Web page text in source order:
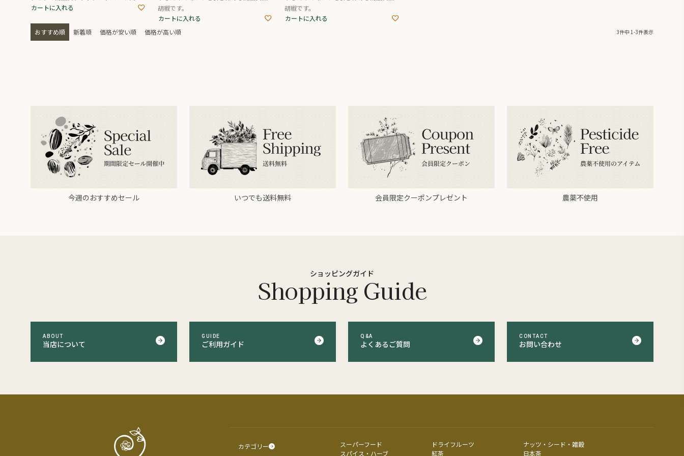
カートに入れる
胡椒です。
カートに入れる
胡椒です。
カートに入れる
おすすめ順
新着順 価格が安い順 価格が高い順 3件中 1-3件表示
今週のおすすめセール いつでも送料無料 会員限定クーポンプレゼント 農薬不使用
ショッピングガイド
Shopping Guide
ABOUT
当店について
GUIDE
ご利用ガイド
Q&A
よくあるご質問
CONTACT
お問い合わせ
カテゴリー スーパーフード ドライフルーツ
ナッツ・シード・雑穀
スパイス・ハーブ
紅茶 日本茶